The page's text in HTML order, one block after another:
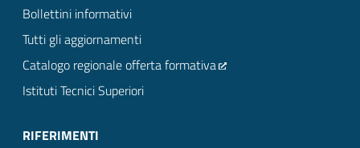
Bollettini informativi
Tutti gli aggiornamenti
Catalogo regionale offerta formativa
Istituti Tecnici Superiori
RIFERIMENTI